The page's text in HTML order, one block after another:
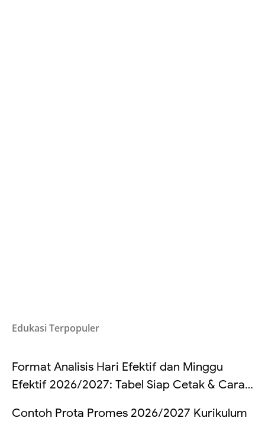
Edukasi Terpopuler
Format Analisis Hari Efektif dan Minggu
Efektif 2026/2027: Tabel Siap Cetak & Cara
Contoh Prota Promes 2026/2027 Kurikulum